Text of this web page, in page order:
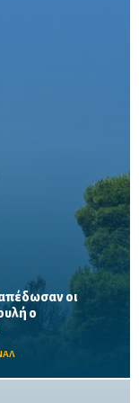
οι
ο
από
και AntiNero,
ε...